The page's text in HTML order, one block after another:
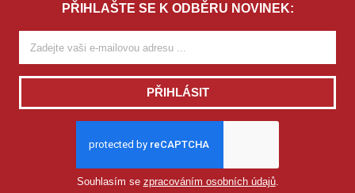
PŘIHLAŠTE SE K ODBĚRU NOVINEK:
PŘIHLÁSIT
Souhlasím se zpracováním osobních údajů.